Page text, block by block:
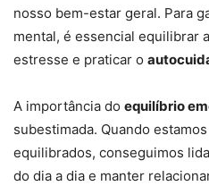
nosso bem-estar geral. Para
mental, é essencial equilibrar
estresse e praticar o
A importância do equilíbrio
subestimada. Quando
equilibrados, conseguimos
do dia a dia e manter